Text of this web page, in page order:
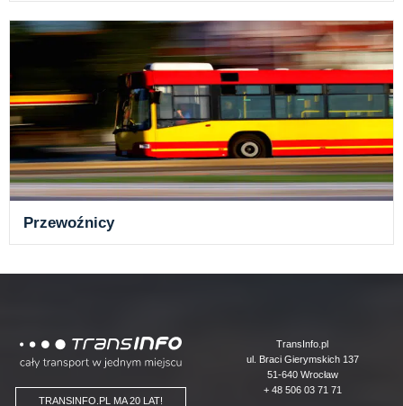
Przewoźnicy
Logo
TRANSINFO.PL MA 20 LAT!
TransInfo.pl
ul. Braci Gierymskich 137
51-640 Wrocław
+ 48 506 03 71 71